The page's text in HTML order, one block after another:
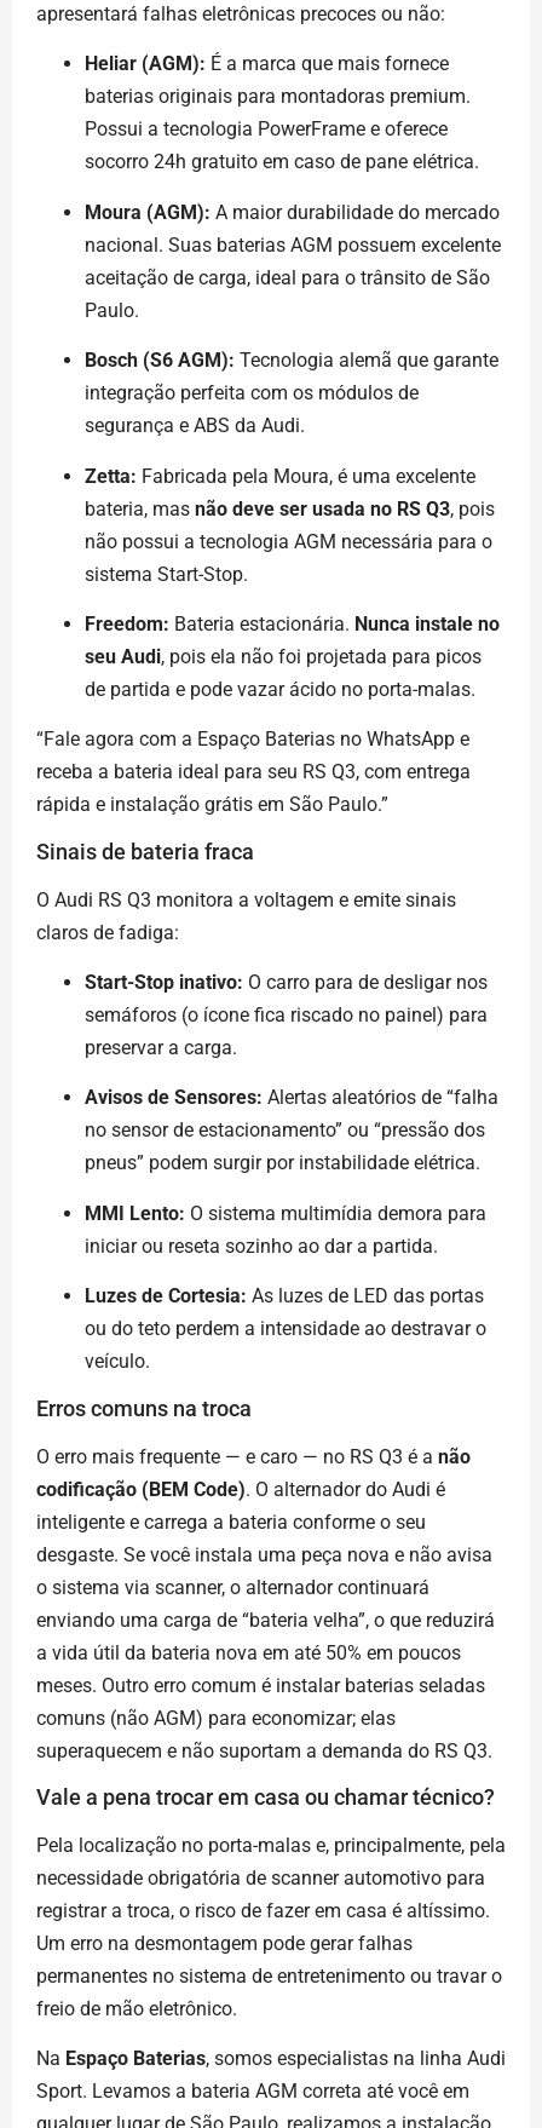
apresentará falhas eletrônicas precoces ou não:
Heliar (AGM): É a marca que mais fornece
baterias originais para montadoras premium.
Possui a tecnologia PowerFrame e oferece
socorro 24h gratuito em caso de pane elétrica.
Moura (AGM): A maior durabilidade do mercado
nacional. Suas baterias AGM possuem excelente
aceitação de carga, ideal para o trânsito de São
Paulo.
Bosch (S6 AGM): Tecnologia alemã que garante
integração perfeita com os módulos de
segurança e ABS da Audi.
Zetta: Fabricada pela Moura, é uma excelente
bateria, mas não deve ser usada no RS Q3, pois
não possui a tecnologia AGM necessária para o
sistema Start-Stop.
Freedom: Bateria estacionária. Nunca instale no
seu Audi, pois ela não foi projetada para picos
de partida e pode vazar ácido no porta-malas.
“Fale agora com a Espaço Baterias no WhatsApp e
receba a bateria ideal para seu RS Q3, com entrega
rápida e instalação grátis em São Paulo.”
Sinais de bateria fraca
O Audi RS Q3 monitora a voltagem e emite sinais
claros de fadiga:
Start-Stop inativo: O carro para de desligar nos
semáforos (o ícone fica riscado no painel) para
preservar a carga.
Avisos de Sensores: Alertas aleatórios de “falha
no sensor de estacionamento” ou “pressão dos
pneus” podem surgir por instabilidade elétrica.
MMI Lento: O sistema multimídia demora para
iniciar ou reseta sozinho ao dar a partida.
Luzes de Cortesia: As luzes de LED das portas
ou do teto perdem a intensidade ao destravar o
veículo.
Erros comuns na troca
O erro mais frequente — e caro — no RS Q3 é a não
codificação (BEM Code). O alternador do Audi é
inteligente e carrega a bateria conforme o seu
desgaste. Se você instala uma peça nova e não avisa
o sistema via scanner, o alternador continuará
enviando uma carga de “bateria velha”, o que reduzirá
a vida útil da bateria nova em até 50% em poucos
meses. Outro erro comum é instalar baterias seladas
comuns (não AGM) para economizar; elas
superaquecem e não suportam a demanda do RS Q3.
Vale a pena trocar em casa ou chamar técnico?
Pela localização no porta-malas e, principalmente, pela
necessidade obrigatória de scanner automotivo para
registrar a troca, o risco de fazer em casa é altíssimo.
Um erro na desmontagem pode gerar falhas
permanentes no sistema de entretenimento ou travar o
freio de mão eletrônico.
Na Espaço Baterias, somos especialistas na linha Audi
Sport. Levamos a bateria AGM correta até você em